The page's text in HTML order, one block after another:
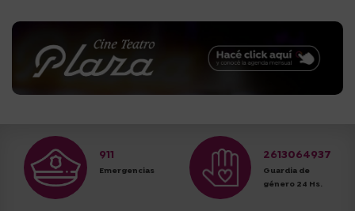
911
Emergencias
2613064937
Guardia de
género 24 Hs.